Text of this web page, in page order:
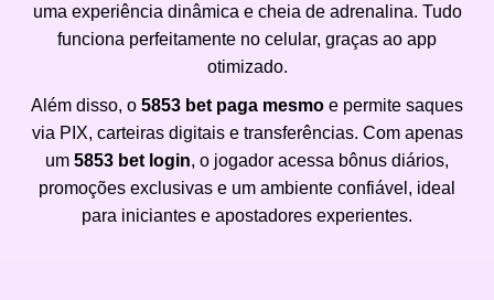
uma experiência dinâmica e cheia de adrenalina. Tudo
funciona perfeitamente no celular, graças ao app
otimizado.
Além disso, o 5853 bet paga mesmo e permite saques
via PIX, carteiras digitais e transferências. Com apenas
um 5853 bet login, o jogador acessa bônus diários,
promoções exclusivas e um ambiente confiável, ideal
para iniciantes e apostadores experientes.